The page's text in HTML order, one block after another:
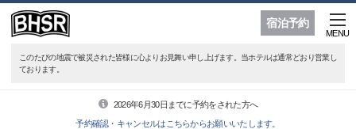
宿泊予約
MENU
このたびの地震で被災された皆様に心よりお見舞い申し上げます。当ホテルは通常どおり営業し
ております。
2026年6月30日までに予約をされた方へ
予約確認・キャンセルはこちらからお願いいたします。